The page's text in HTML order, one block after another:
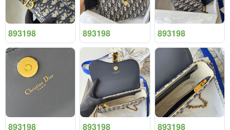
893198 893198 893198
893198 893198 893198